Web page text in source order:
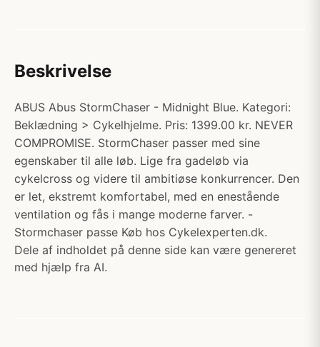
Beskrivelse
ABUS Abus StormChaser - Midnight Blue. Kategori:
Beklædning > Cykelhjelme. Pris: 1399.00 kr. NEVER
COMPROMISE. StormChaser passer med sine
egenskaber til alle løb. Lige fra gadeløb via
cykelcross og videre til ambitiøse konkurrencer. Den
er let, ekstremt komfortabel, med en enestående
ventilation og fås i mange moderne farver. -
Stormchaser passe Køb hos Cykelexperten.dk.
Dele af indholdet på denne side kan være genereret
med hjælp fra AI.